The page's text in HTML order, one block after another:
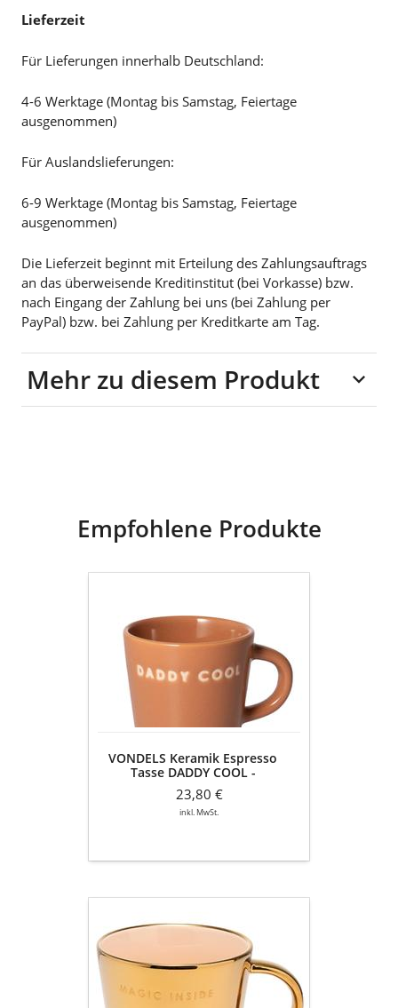
Lieferzeit
Für Lieferungen innerhalb Deutschland:
4-6 Werktage (Montag bis Samstag, Feiertage
ausgenommen)
Für Auslandslieferungen:
6-9 Werktage (Montag bis Samstag, Feiertage
ausgenommen)
Die Lieferzeit beginnt mit Erteilung des Zahlungsauftrags
an das überweisende Kreditinstitut (bei Vorkasse) bzw.
nach Eingang der Zahlung bei uns (bei Zahlung per
PayPal) bzw. bei Zahlung per Kreditkarte am Tag.
Mehr zu diesem Produkt
Empfohlene Produkte
Espresso
Tasse
DADDY
COOL
terracotta
VONDELS Keramik Espresso
Tasse DADDY COOL -
terracotta - 80ml - 2er Set
23,80 €
inkl. MwSt.
Keramik
Tasse
MAGIC
INSIDE